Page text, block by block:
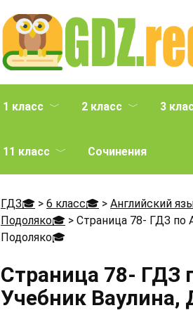
1 класс 2 класс 3
11 класс Сочинения
ГДЗ🎓 > 6 класс🎓 > Английский
Подоляко🎓 > Страница 78- ГДЗ по
Подоляко🎓
Страница 78- ГДЗ
Учебник Ваулина,